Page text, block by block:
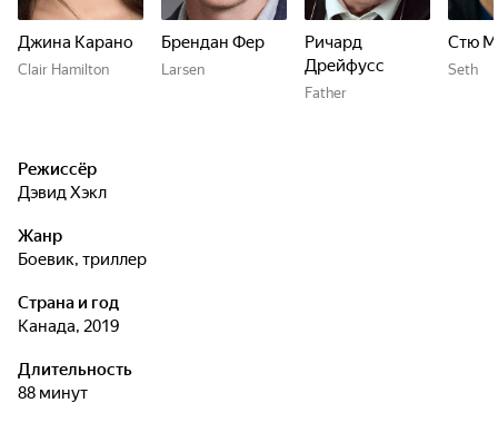
Джина Карано
Clair Hamilton
Брендан Фер
Larsen
Ричард
Дрейфусс
Father
Стю
Seth
Режиссёр
Дэвид Хэкл
Жанр
боевик, триллер
Страна и год
Канада, 2019
Длительность
88 минут